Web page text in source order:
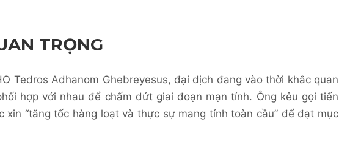
TRỌNG
Tedros Adhanom Ghebreyesus, đại dịch đang vào thời khắc quan
hợp với nhau để chấm dứt giai đoạn mạn tính. Ông kêu gọi tiến
xin “tăng tốc hàng loạt và thực sự mang tính toàn cầu” để đạt mục